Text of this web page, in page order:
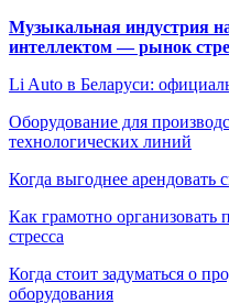
Музыкальная индустрия
интеллектом — рынок
Li Auto в Беларуси:
Оборудование для
технологических линий
Когда выгоднее арендовать
Как грамотно организовать
стресса
Когда стоит задуматься о
оборудования